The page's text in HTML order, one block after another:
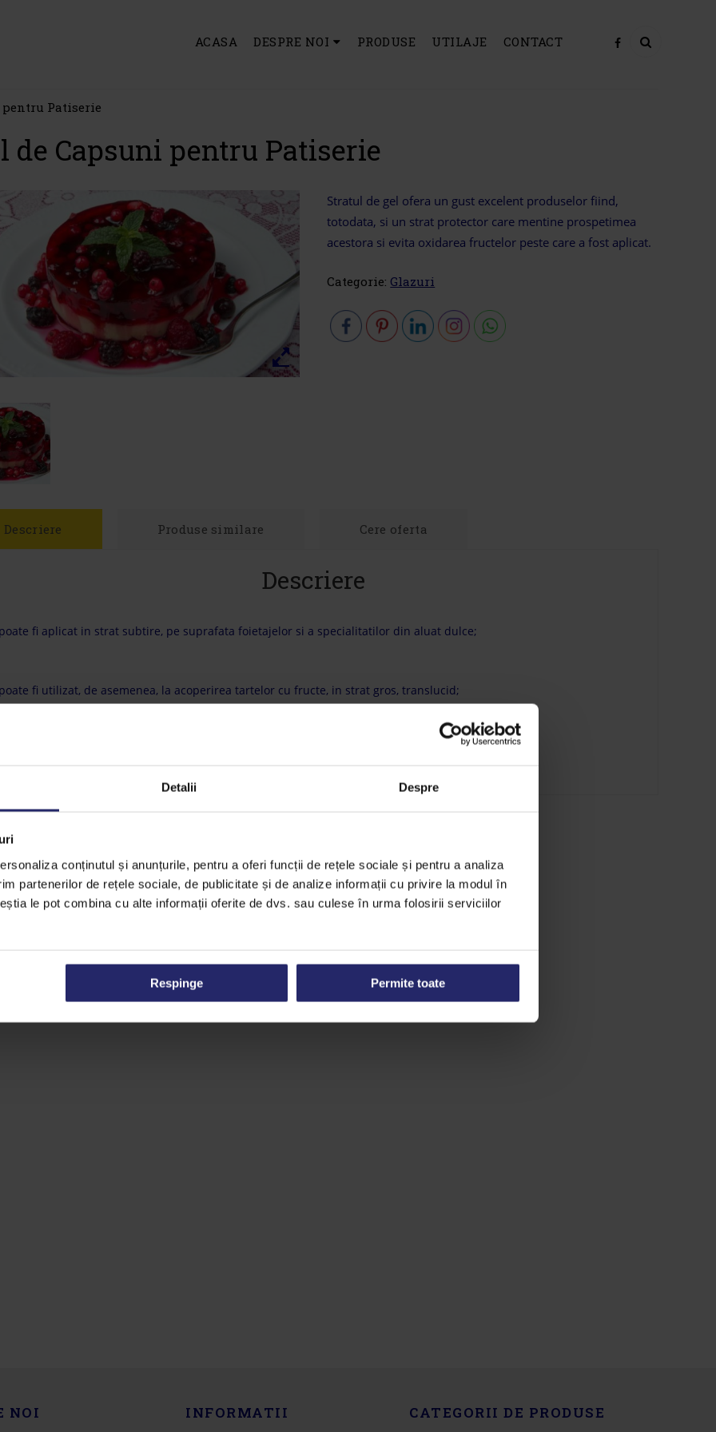
Detalii Despre
conținutul și anunțurile, pentru a oferi funcții de rețele sociale și pentru a analiza
partenerilor de rețele sociale, de publicitate și de analize informații cu privire la modul în
le pot combina cu alte informații oferite de dvs. sau culese în urma folosirii serviciilor
Respinge Permite toate
ACASA DESPRE NOI PRODUSE UTILAJE CONTACT
Patiserie
de Capsuni pentru Patiserie
Stratul de gel ofera un gust excelent produselor fiind,
totodata, si un strat protector care mentine prospetimea
acestora si evita oxidarea fructelor peste care a fost aplicat.
Categorie: Glazuri
Descriere Produse similare Cere oferta
Descriere
fi aplicat in strat subtire, pe suprafata foietajelor si a specialitatilor din aluat dulce;
fi utilizat, de asemenea, la acoperirea tartelor cu fructe, in strat gros, translucid;
NOI INFORMATII CATEGORII DE PRODUSE